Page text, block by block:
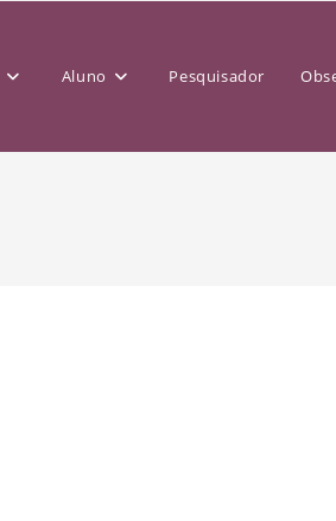
Aluno Pesquisador